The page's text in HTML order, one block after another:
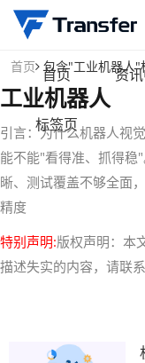
首页 资
标签页
首页 包含"工业机器人"
工业机器人
引言：为什么机器人视
能不能"看得准、抓得稳
晰、测试覆盖不够全面
精度
特别声明:版权声明：本
描述失实的内容，请联